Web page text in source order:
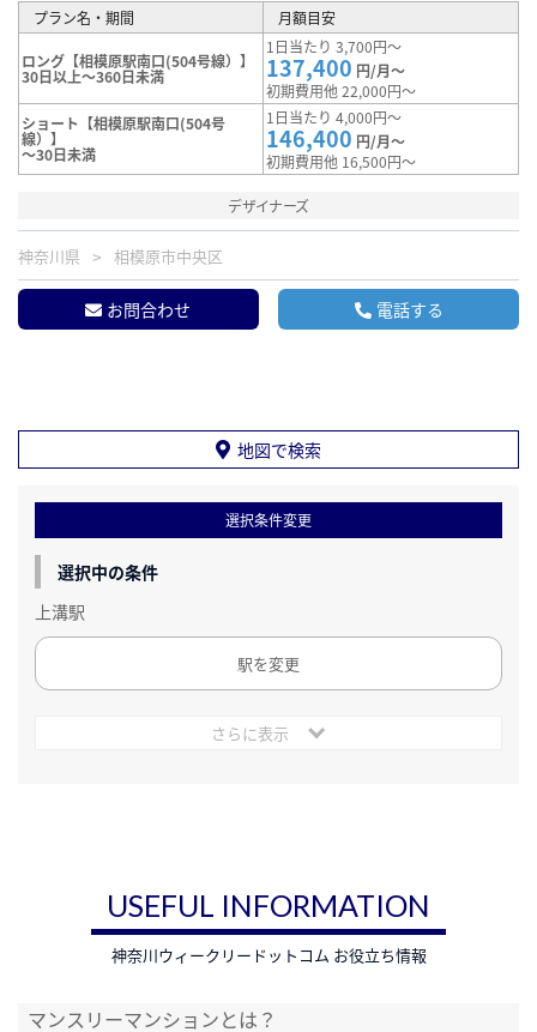
プラン名・期間 月額目安
ロング【相模原駅南口(504号線）】
30日以上～360日未満
1日当たり 3,700円～
137,400 円/月～
初期費用他 22,000円～
ショート【相模原駅南口(504号
線）】
～30日未満
1日当たり 4,000円～
146,400 円/月～
初期費用他 16,500円～
デザイナーズ
神奈川県 相模原市中央区
お問合わせ 電話する
地図で検索
選択条件変更
選択中の条件
上溝駅
駅を変更
さらに表示
USEFUL INFORMATION
神奈川ウィークリードットコム お役立ち情報
マンスリーマンションとは？